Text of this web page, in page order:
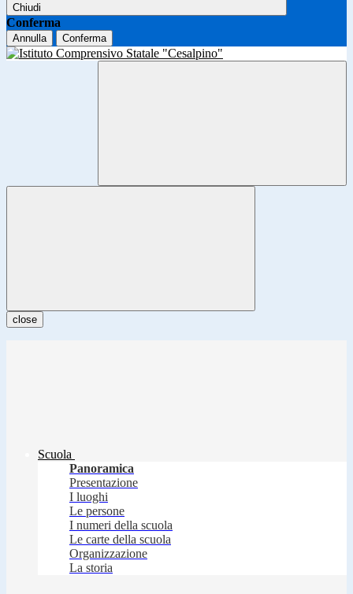
Chiudi
Conferma
Annulla Conferma
close
Scuola
Panoramica
Presentazione
I luoghi
Le persone
I numeri della scuola
Le carte della scuola
Organizzazione
La storia